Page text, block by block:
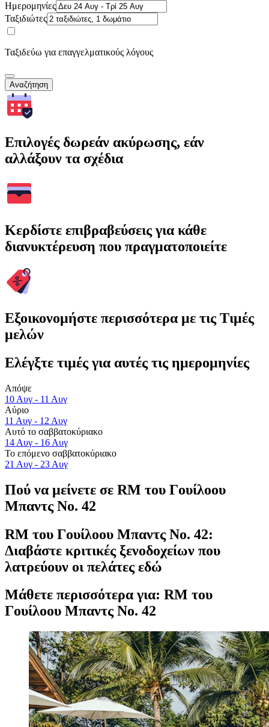
Ημερομηνίες
Ταξιδιώτες
Ταξιδεύω για επαγγελματικούς λόγους
Αναζήτηση
Επιλογές δωρεάν ακύρωσης, εάν
αλλάξουν τα σχέδια
Κερδίστε επιβραβεύσεις για κάθε
διανυκτέρευση που πραγματοποιείτε
Εξοικονομήστε περισσότερα με τις Τιμές
μελών
Ελέγξτε τιμές για αυτές τις ημερομηνίες
Απόψε
10 Αυγ - 11 Αυγ
Αύριο
11 Αυγ - 12 Αυγ
Αυτό το σαββατοκύριακο
14 Αυγ - 16 Αυγ
Το επόμενο σαββατοκύριακο
21 Αυγ - 23 Αυγ
Πού να μείνετε σε RM του Γουίλοου
Μπαντς Νο. 42
RM του Γουίλοου Μπαντς Νο. 42:
Διαβάστε κριτικές ξενοδοχείων που
λατρεύουν οι πελάτες εδώ
Μάθετε περισσότερα για: RM του
Γουίλοου Μπαντς Νο. 42